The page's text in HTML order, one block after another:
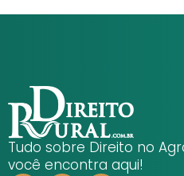
Tudo sobre Direito no
você encontra aqui!